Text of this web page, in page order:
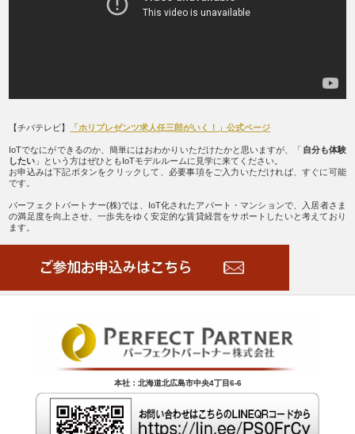
【チバテレビ】 「ホリプレゼンツ求人任三郎がいく！」公式ページ
IoTでなにができるのか、簡単にはおわかりいただけたかと思いますが、「 自分も体験
したい 」という方はぜひともIoTモデルルームに見学に来てください。
お申込みは下記ボタンをクリックして、必要事項をご入力いただければ、すぐに可能
です。
パーフェクトパートナー(株)では、IoT化されたアパート・マンションで、入居者さま
の満足度を向上させ、一歩先をゆく安定的な賃貸経営をサポートしたいと考えており
ます。
本社：北海道北広島市中央4丁目6-6